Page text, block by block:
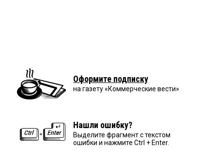
Оформите подписку
на газету «Коммерческие вести»
Нашли ошибку?
Выделите фрагмент с текстом
ошибки и нажмите Ctrl + Enter.